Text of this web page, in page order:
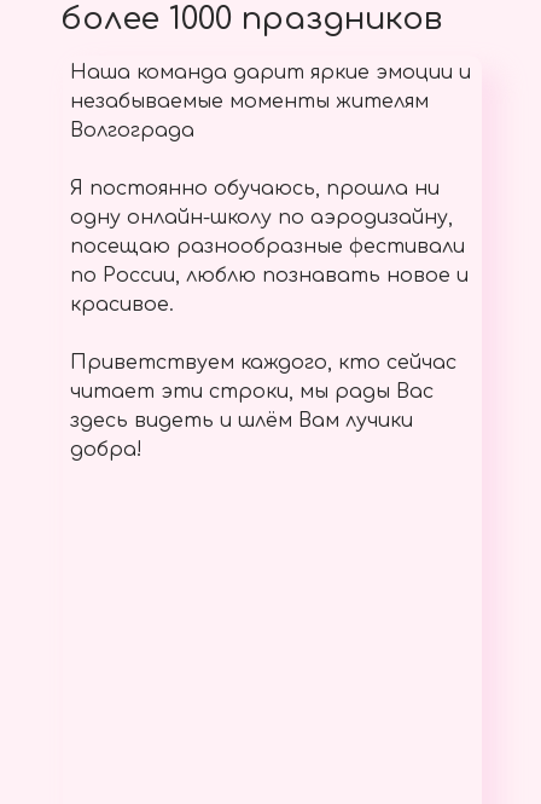
более 1000 праздников
Наша команда дарит яркие эмоции и
незабываемые моменты жителям
Волгограда
Я постоянно обучаюсь, прошла ни
одну онлайн-школу по аэродизайну,
посещаю разнообразные фестивали
по России, люблю познавать новое и
красивое.
Приветствуем каждого, кто сейчас
читает эти строки, мы рады Вас
здесь видеть и шлём Вам лучики
добра!